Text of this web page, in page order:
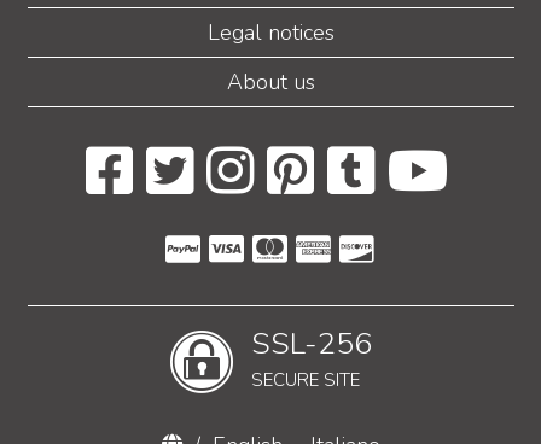
Legal notices
About us
SSL-256
SECURE SITE